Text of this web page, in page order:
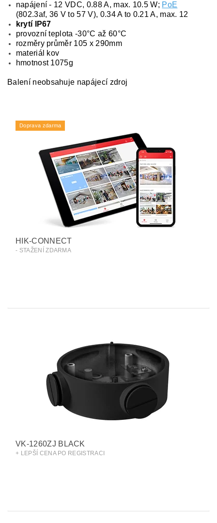
napájení - 12 VDC, 0.88 A, max. 10.5 W; PoE
(802.3af, 36 V to 57 V), 0.34 A to 0.21 A, max. 12
krytí IP67
provozní teplota -30°C až 60°C
rozměry průměr 105 x 290mm
materiál kov
hmotnost 1075g
Balení neobsahuje napájecí zdroj
Doprava zdarma
HIK-CONNECT
- STAŽENÍ ZDARMA
VK-1260ZJ BLACK
+ LEPŠÍ CENA PO REGISTRACI